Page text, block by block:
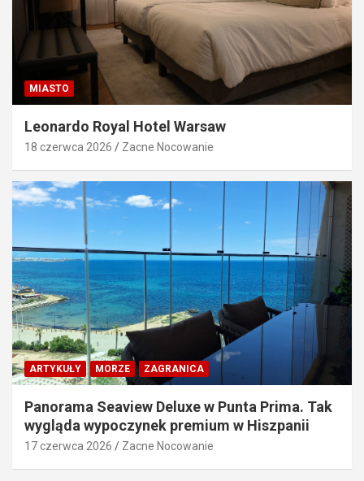
MIASTO
Leonardo Royal Hotel Warsaw
18 czerwca 2026 Zacne Nocowanie
ARTYKUŁY MORZE ZAGRANICA
Panorama Seaview Deluxe w Punta Prima. Tak
wygląda wypoczynek premium w Hiszpanii
17 czerwca 2026 Zacne Nocowanie